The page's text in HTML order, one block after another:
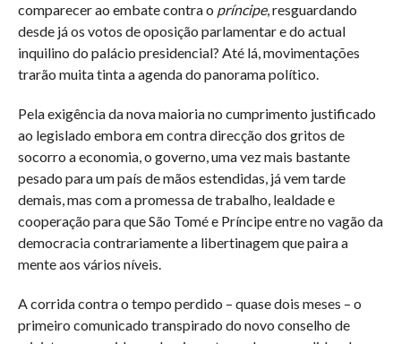
comparecer ao embate contra o príncipe, resguardando
desde já os votos de oposição parlamentar e do actual
inquilino do palácio presidencial? Até lá, movimentações
trarão muita tinta a agenda do panorama político.
Pela exigência da nova maioria no cumprimento justificado
ao legislado embora em contra direcção dos gritos de
socorro a economia, o governo, uma vez mais bastante
pesado para um país de mãos estendidas, já vem tarde
demais, mas com a promessa de trabalho, lealdade e
cooperação para que São Tomé e Príncipe entre no vagão da
democracia contrariamente a libertinagem que paira a
mente aos vários níveis.
A corrida contra o tempo perdido – quase dois meses – o
primeiro comunicado transpirado do novo conselho de